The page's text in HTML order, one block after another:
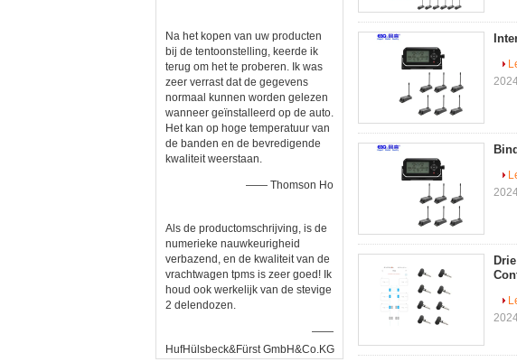
Na het kopen van uw producten
bij de tentoonstelling, keerde ik
terug om het te proberen. Ik was
zeer verrast dat de gegevens
normaal kunnen worden gelezen
wanneer geïnstalleerd op de auto.
Het kan op hoge temperatuur van
de banden en de bevredigende
kwaliteit weerstaan.
—— Thomson Ho
Als de productomschrijving, is de
numerieke nauwkeurigheid
verbazend, en de kwaliteit van de
vrachtwagen tpms is zeer goed! Ik
houd ook werkelijk van de stevige
2 delendozen.
——
HufHülsbeck&Fürst GmbH&Co.KG